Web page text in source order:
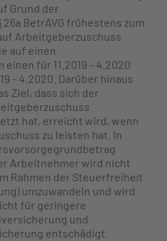
Grund der
BetrAVG frühestens zum
Arbeitgeberzuschuss
auf einen
für 11.2019 – 4.2020
– 4.2020. Darüber hinaus
Ziel, dass sich der
hat, erreicht wird, wenn
zu leisten hat. In
Arbeitnehmer wird nicht
Rahmen der Steuerfreiheit
umzuwandeln und wird
für geringere
und
entschädigt.